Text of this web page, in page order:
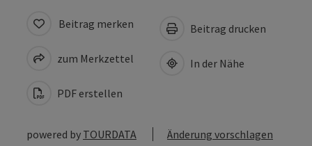
Beitrag merken
zum Merkzettel
PDF erstellen
Beitrag drucken
In der Nähe
powered by TOURDATA Änderung vorschlagen